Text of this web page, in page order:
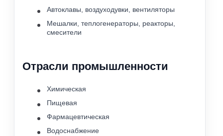
Автоклавы, воздуходувки, вентиляторы
Мешалки, теплогенераторы, реакторы,
смесители
Отрасли промышленности
Химическая
Пищевая
Фармацевтическая
Водоснабжение